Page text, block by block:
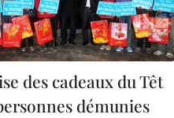
des cadeaux du Têt
démunies